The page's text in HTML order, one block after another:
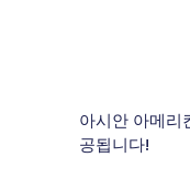
아시안 아메리
공됩니다!